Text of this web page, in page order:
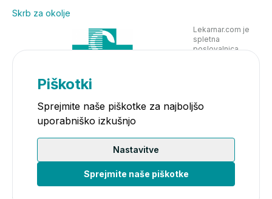
Skrb za okolje
Lekarnar.com je
spletna
poslovalnica
Piškotki
Sprejmite naše piškotke za najboljšo
uporabniško izkušnjo
Nastavitve
Sprejmite naše piškotke